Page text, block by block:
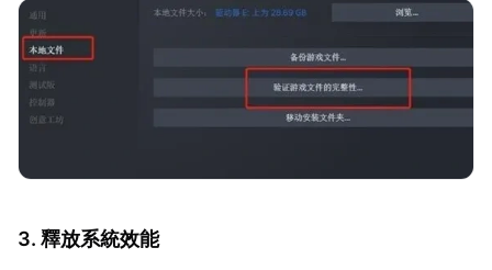
3. 釋放系統效能